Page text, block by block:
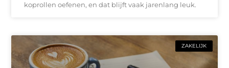
koprollen oefenen, en dat blijft vaak jarenlang leuk.
ZAKELIJK